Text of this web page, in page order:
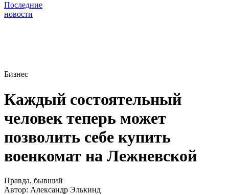
Последние
новости
Бизнес
Каждый состоятельный
человек теперь может
позволить себе купить
военкомат на Лежневской
Правда, бывший
Автор: Александр Элькинд